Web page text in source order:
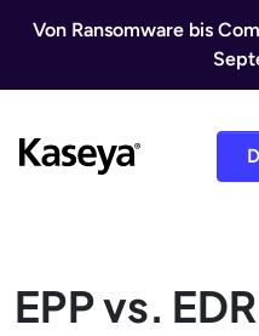
Von Ransomware bis
EPP vs.